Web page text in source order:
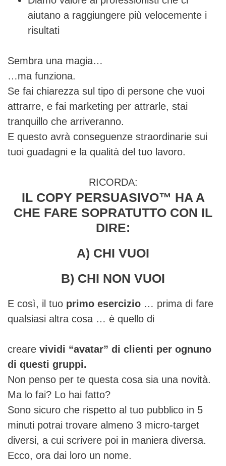
aiutano a raggiungere più velocemente i
risultati
Sembra una magia…
…ma funziona.
Se fai chiarezza sul tipo di persone che vuoi
attrarre, e fai marketing per attrarle, stai
tranquillo che arriveranno.
E questo avrà conseguenze straordinarie sui
tuoi guadagni e la qualità del tuo lavoro.
RICORDA:
IL COPY PERSUASIVO™ HA A
CHE FARE SOPRATUTTO CON IL
DIRE:
A) CHI VUOI
B) CHI NON VUOI
E così, il tuo primo esercizio … prima di fare
qualsiasi altra cosa … è quello di
creare vividi “avatar” di clienti per ognuno
di questi gruppi.
Non penso per te questa cosa sia una novità.
Ma lo fai? Lo hai fatto?
Sono sicuro che rispetto al tuo pubblico in 5
minuti potrai trovare almeno 3 micro-target
diversi, a cui scrivere poi in maniera diversa.
Ecco, ora dai loro un nome.